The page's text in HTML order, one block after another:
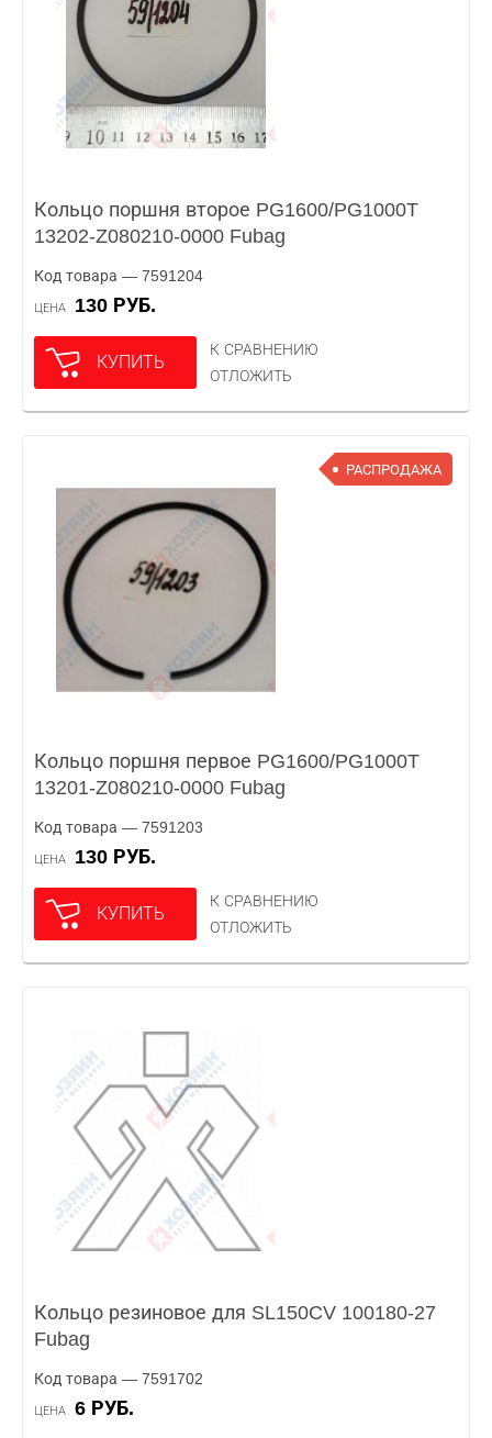
Кольцо поршня второе PG1600/PG1000T
13202-Z080210-0000 Fubag
Код товара — 7591204
ЦЕНА 130 РУБ.
КУПИТЬ
К СРАВНЕНИЮ
ОТЛОЖИТЬ
РАСПРОДАЖА
Кольцо поршня первое PG1600/PG1000T
13201-Z080210-0000 Fubag
Код товара — 7591203
ЦЕНА 130 РУБ.
КУПИТЬ
К СРАВНЕНИЮ
ОТЛОЖИТЬ
Кольцо резиновое для SL150CV 100180-27
Fubag
Код товара — 7591702
ЦЕНА 6 РУБ.